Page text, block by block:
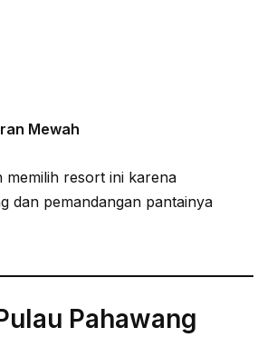
Mewah
memilih resort ini karena
dan pemandangan pantainya
Pahawang